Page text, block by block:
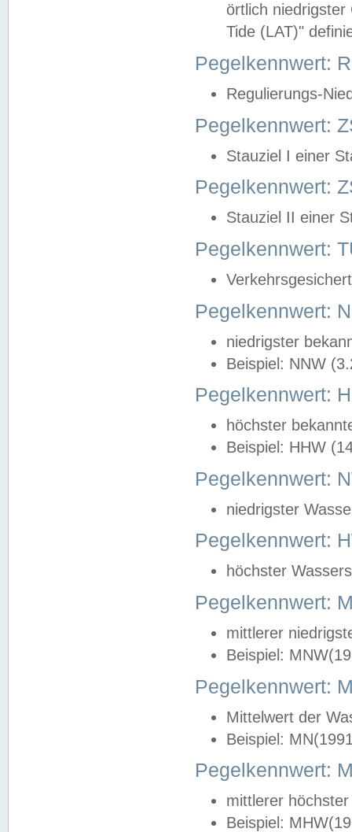
örtlich
Tide (LAT)"
Pegelkennwert:
Regulierungs-
Pegelkennwert:
Stauziel I einer
Pegelkennwert:
Stauziel II einer
Pegelkennwert:
Pegelkennwert:
niedrigster
Beispiel: NNW
Pegelkennwert:
höchster
Beispiel: HHW
Pegelkennwert:
niedrigster
Pegelkennwert:
höchster
Pegelkennwert:
mittlerer
Beispiel:
Pegelkennwert:
Mittelwert der
Beispiel:
Pegelkennwert:
mittlerer
Beispiel: